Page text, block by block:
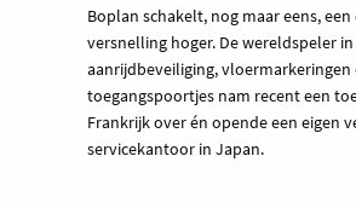
Boplan schakelt, nog maar eens,
versnelling hoger. De wereldspeler in
aanrijdbeveiliging, vloermarkeringen
toegangspoortjes nam recent een
Frankrijk over én opende een eigen
servicekantoor in Japan.